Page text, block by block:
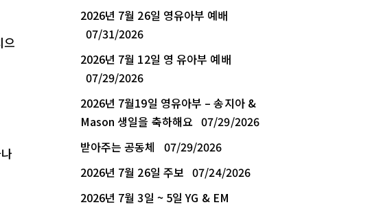
으
2026년 7월 26일 영유아부 예배
07/31/2026
2026년 7월 12일 영 유아부 예배
07/29/2026
2026년 7월19일 영유아부 – 송지아 &
Mason 생일을 축하해요 07/29/2026
받아주는 공동체
07/29/2026
2026년 7월 26일 주보 07/24/2026
2026년 7월 3일 ~ 5일 YG & EM